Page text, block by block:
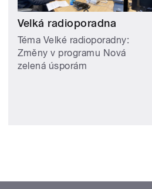
Velká radioporadna
Téma Velké radioporadny:
Změny v programu Nová
zelená úsporám